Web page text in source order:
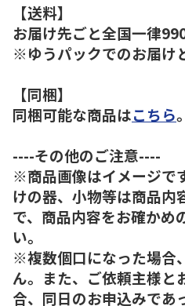
【送料】
お届け先ごと全国一律
※ゆうパックでのお届け
【同梱】
同梱可能な商品はこちら。
----その他のご注意----
※商品画像はイメージで
けの器、小物等は商品内
で、商品内容をお確かめ
い。
※複数個口になった場合
ん。また、ご依頼主様と
合、同日のお申込みであ